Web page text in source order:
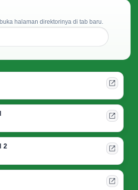
halaman direktorinya di tab baru.
2